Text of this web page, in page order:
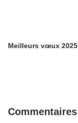
Meilleurs vœux 2025
Commentaires